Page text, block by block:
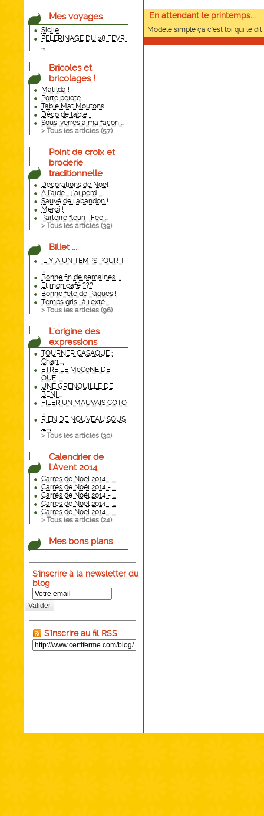
Mes voyages
Sicile
PELERINAGE DU 28 FEVRI
...
Bricoles et
bricolages !
Matilda !
Porte pelote
Table Mat Moutons
Déco de table !
Sous-verres à ma façon ...
> Tous les articles (57)
Point de croix et
broderie
traditionnelle
Décorations de Noël
A l'aide ....j'ai perd ...
Sauvé de l'abandon !
Merci !
Parterre fleuri ! Fée ...
> Tous les articles (39)
Billet ...
IL Y A UN TEMPS POUR T
...
Bonne fin de semaines ...
Et mon café ???
Bonne fête de Pâques !
Temps gris....à l'exté ...
> Tous les articles (96)
L'origine des
expressions
TOURNER CASAQUE :
Chan ...
ETRE LE MéCèNE DE
QUEL ...
UNE GRENOUILLE DE
BENI ...
FILER UN MAUVAIS COTO
...
RIEN DE NOUVEAU SOUS
L ...
> Tous les articles (30)
Calendrier de
l'Avent 2014
Carrés de Noël 2014 - ...
Carrés de Noël 2014 - ...
Carrés de Noël 2014 - ...
Carrés de Noël 2014 - ...
Carrés de Noël 2014 - ...
> Tous les articles (24)
Mes bons plans
S'inscrire à la newsletter du
blog
Valider
S'inscrire au fil RSS
En attendant le printemps...
Modèle simple ça c'est toi qui le